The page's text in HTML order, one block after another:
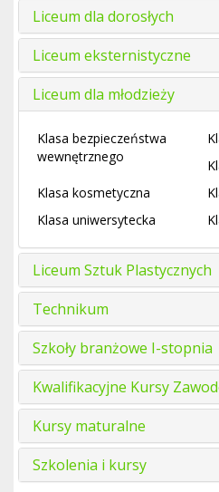
Liceum dla dorosłych
Liceum eksternistyczne
Liceum dla młodzieży
Klasa bezpieczeństwa
wewnętrznego
Klasa kosmetyczna
Klasa uniwersytecka
Liceum Sztuk Plastycznych
Technikum
Szkoły branżowe I-stopnia
Kwalifikacyjne Kursy
Kursy maturalne
Szkolenia i kursy